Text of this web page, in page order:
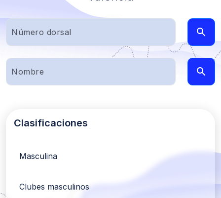
Clasificaciones
Masculina
Clubes masculinos